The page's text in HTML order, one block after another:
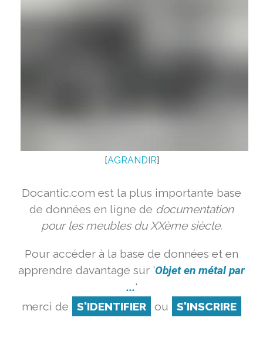
[AGRANDIR]
Docantic.com est la plus importante base
de données en ligne de documentation
pour les meubles du XXème siècle.
Pour accéder à la base de données et en
apprendre davantage sur 'Objet en métal par
...'
merci de
S'IDENTIFIER ou S'INSCRIRE